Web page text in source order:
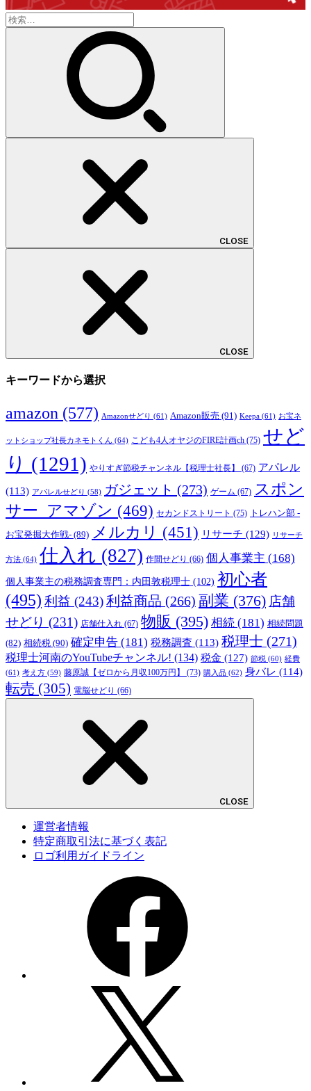
検
索:
CLOSE
CLOSE
キーワードから選択
amazon (577) Amazonせどり (61) Amazon販売 (91) Keepa (61) お宝ネ
ットショップ社長カネモトくん (64) こども4人オヤジのFIRE計画ch (75) せど
り (1291) やりすぎ節税チャンネル【税理士社長】 (67) アパレル
(113) アパレルせどり (58) ガジェット (273) ゲーム (67) スポン
サー_アマゾン (469) セカンドストリート (75) トレハン部 -
お宝発掘大作戦- (89) メルカリ (451) リサーチ (129) リサーチ
方法 (64) 仕入れ (827) 作間せどり (66) 個人事業主 (168)
個人事業主の税務調査専門：内田敦税理士 (102) 初心者
(495) 利益 (243)利益商品 (266) 副業 (376) 店舗
せどり (231) 店舗仕入れ (67) 物販 (395) 相続 (181) 相続問題
(82) 相続税 (90) 確定申告 (181) 税務調査 (113) 税理士 (271)
税理士河南のYouTubeチャンネル! (134) 税金 (127) 節税 (60) 経費
(61) 考え方 (59) 藤原誠【ゼロから月収100万円】 (73) 購入品 (62) 身バレ (114)
転売 (305) 電脳せどり (66)
CLOSE
運営者情報
特定商取引法に基づく表記
ロゴ利用ガイドライン